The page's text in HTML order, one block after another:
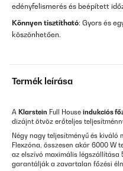
edényfelismerés és beépített
Könnyen tisztítható: Gyors és
köszönhetően.
Termék leírása
A Klarstein Full House indukciós
dizájnt ötvöz erőteljes
Négy nagy teljesítményű és
Flexzóna, összesen akár 6000 W
az elszívó maximális légszállítása
garantálják a zavartalan főzési